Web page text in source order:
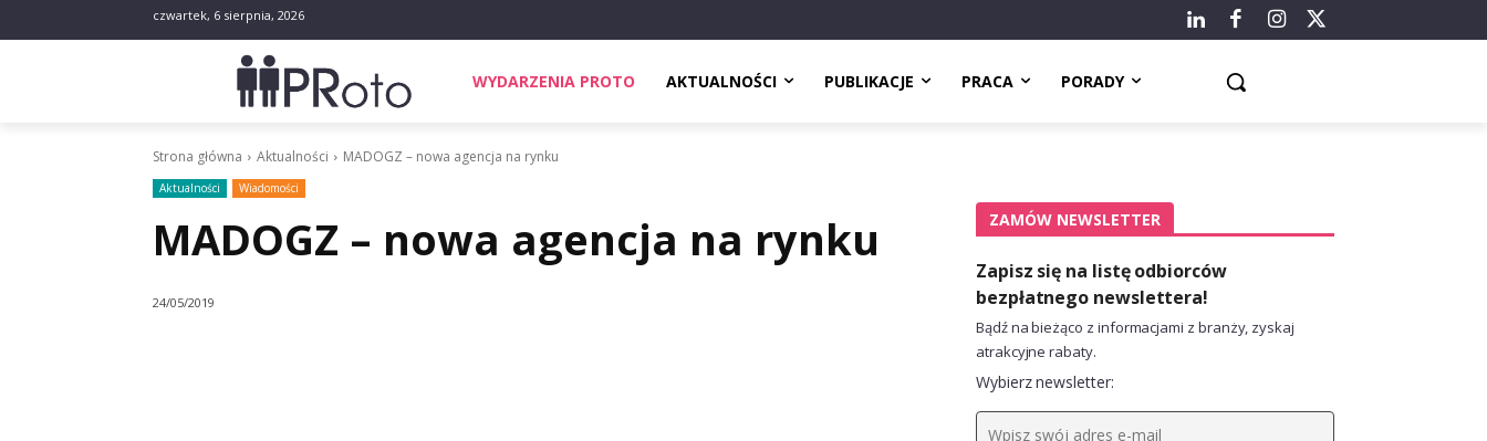
czwartek, 6 sierpnia, 2026
WYDARZENIA PROTO AKTUALNOŚCI PUBLIKACJE PRACA PORADY
Strona główna Aktualności MADOGZ – nowa agencja na rynku
Aktualności Wiadomości
MADOGZ – nowa agencja na rynku
24/05/2019
ZAMÓW NEWSLETTER
Zapisz się na listę odbiorców
bezpłatnego newslettera!
Bądź na bieżąco z informacjami z branży, zyskaj
atrakcyjne rabaty.
Wybierz newsletter: